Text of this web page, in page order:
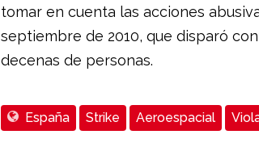
tomar en cuenta las acciones
septiembre de 2010, que disparó
decenas de personas.
España Strike Aeroespacial